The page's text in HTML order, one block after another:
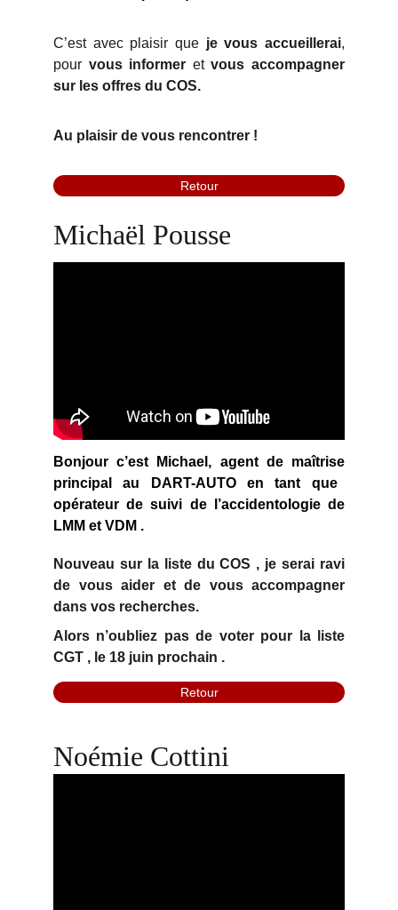
C’est avec plaisir que je vous accueillerai,
pour vous informer etvous accompagner
sur les offres du COS.
Au plaisir de vous rencontrer !
Retour
Michaël Pousse
Bonjour c’est Michael, agent de maîtrise
principal au DART-AUTO en tant que
opérateur de suivi de l’accidentologie de
LMM et VDM .
Nouveau sur la liste du COS , je serai ravi
de vous aider et de vous accompagner
dans vos recherches.
Alors n’oubliez pas de voter pour la liste
CGT , le 18 juin prochain .
Retour
Noémie Cottini